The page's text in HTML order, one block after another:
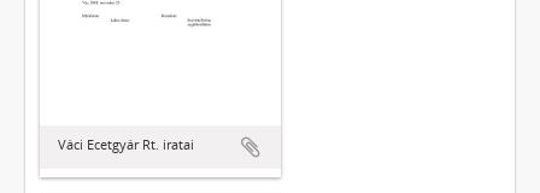
Váci Ecetgyár Rt. iratai